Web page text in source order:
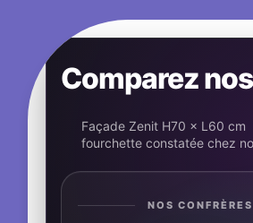
Comparez nos
Façade Zenit H70 × L60 cm
fourchette constatée chez
NOS CONFRÈRES